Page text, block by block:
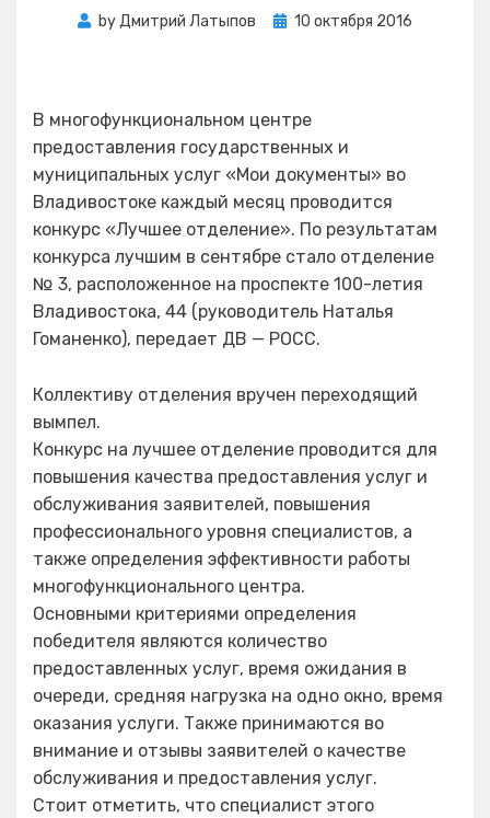
byДмитрий Латыпов
Posted
10 октября 2016
В многофункциональном центре
предоставления государственных и
муниципальных услуг «Мои документы» во
Владивостоке каждый месяц проводится
конкурс «Лучшее отделение». По результатам
конкурса лучшим в сентябре стало отделение
№ 3, расположенное на проспекте 100-летия
Владивостока, 44 (руководитель Наталья
Гоманенко), передает ДВ — РОСС.
Коллективу отделения вручен переходящий
вымпел.
Конкурс на лучшее отделение проводится для
повышения качества предоставления услуг и
обслуживания заявителей, повышения
профессионального уровня специалистов, а
также определения эффективности работы
многофункционального центра.
Основными критериями определения
победителя являются количество
предоставленных услуг, время ожидания в
очереди, средняя нагрузка на одно окно, время
оказания услуги. Также принимаются во
внимание и отзывы заявителей о качестве
обслуживания и предоставления услуг.
Стоит отметить, что специалист этого